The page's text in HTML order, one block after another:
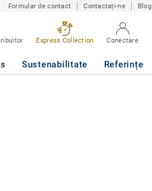
Formular de contact Contactați-ne Blog
Express Collection Conectare
Sustenabilitate Referințe